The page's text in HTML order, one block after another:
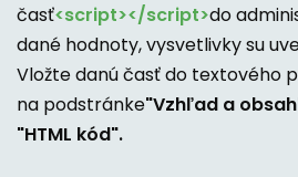
časť<script></script>do
dané hodnoty, vysvetlivky su
Vložte danú časť do textového
na podstránke"Vzhľad a
"HTML kód".